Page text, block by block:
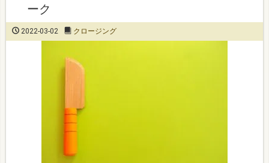
ーク
2022-03-02 クロージング